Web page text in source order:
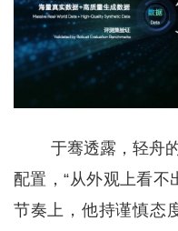
于骞透露，轻舟
配置，“从外观上看不
节奏上，他持谨慎态